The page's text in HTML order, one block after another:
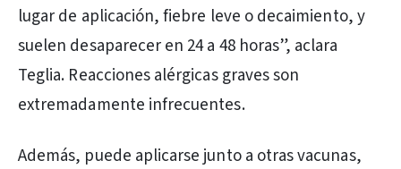
lugar de aplicación, fiebre leve o decaimiento, y
suelen desaparecer en 24 a 48 horas”, aclara
Teglia. Reacciones alérgicas graves son
extremadamente infrecuentes.
Además, puede aplicarse junto a otras vacunas,